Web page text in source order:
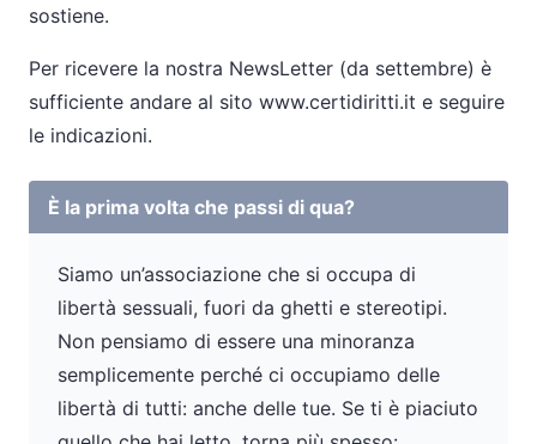
sostiene.
Per ricevere la nostra NewsLetter (da settembre) è
sufficiente andare al sito www.certidiritti.it e seguire
le indicazioni.
È la prima volta che passi di qua?
Siamo un’associazione che si occupa di
libertà sessuali, fuori da ghetti e stereotipi.
Non pensiamo di essere una minoranza
semplicemente perché ci occupiamo delle
libertà di tutti: anche delle tue. Se ti è piaciuto